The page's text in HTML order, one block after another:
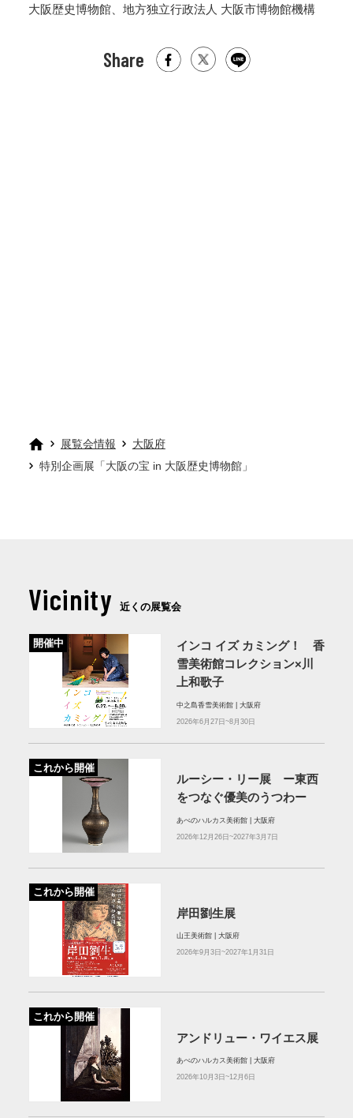
大阪歴史博物館、地方独立行政法人 大阪市博物館機構
Share
展覧会情報
大阪府
特別企画展「大阪の宝 in 大阪歴史博物館」
Vicinity 近くの展覧会
開催中
インコ イズ カミング！ 香
雪美術館コレクション×川
上和歌子
中之島香雪美術館 | 大阪府
2026年6月27日~8月30日
これから開催
ルーシー・リー展 ー東西
をつなぐ優美のうつわー
あべのハルカス美術館 | 大阪府
2026年12月26日~2027年3月7日
これから開催
岸田劉生展
山王美術館 | 大阪府
2026年9月3日~2027年1月31日
これから開催
アンドリュー・ワイエス展
あべのハルカス美術館 | 大阪府
2026年10月3日~12月6日